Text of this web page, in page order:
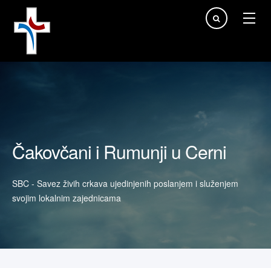
Traži...
Čakovčani i Rumunji u Cerni
SBC - Savez živih crkava ujedinjenih poslanjem i služenjem
svojim lokalnim zajednicama